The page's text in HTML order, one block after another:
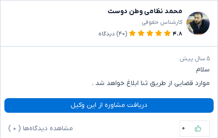
محمد نظامی وطن دوست
کارشناس حقوقی
۴.۸
(۴۰) دیدگاه
۵ سال پیش
سلام
موارد قضایی از طریق ثنا ابلاغ خواهد شد .
دریافت مشاوره از این وکیل
۰ مشاهده دیدگاه‌ها ( ۰